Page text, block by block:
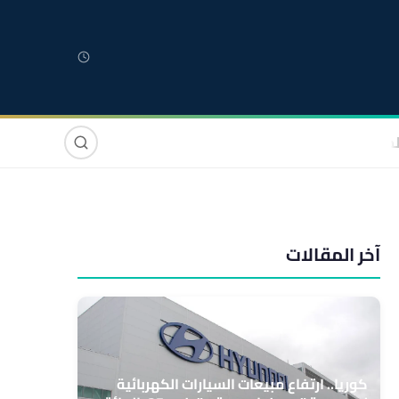
صوت وصورة
آخر المقالات
كوريا.. ارتفاع مبيعات السيارات الكهربائية